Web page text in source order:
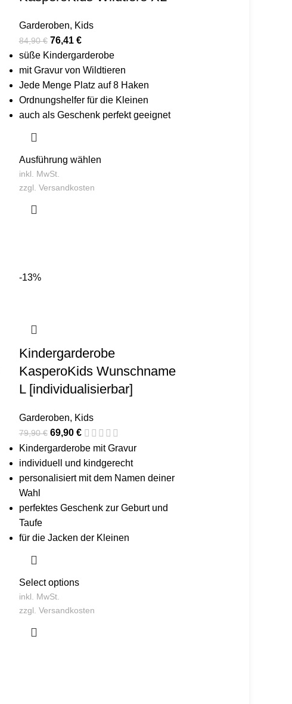
Garderoben, Kids
84,90€ 76,41 €
süße Kindergarderobe
mit Gravur von Wildtieren
Jede Menge Platz auf 8 Haken
Ordnungshelfer für die Kleinen
auch als Geschenk perfekt geeignet
Ausführung wählen
inkl. MwSt.
zzgl. Versandkosten
-13%
Kindergarderobe
KasperoKids Wunschname
L [individualisierbar]
Garderoben, Kids
79,90€ 69,90 €
Kindergarderobe mit Gravur
individuell und kindgerecht
personalisiert mit dem Namen deiner
Wahl
perfektes Geschenk zur Geburt und
Taufe
für die Jacken der Kleinen
Select options
inkl. MwSt.
zzgl. Versandkosten